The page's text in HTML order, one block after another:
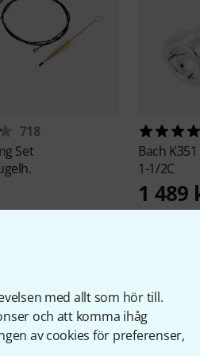
med allt som hör till.
och att komma ihåg
av cookies för preferenser,
718
Set
Bach
1-1/2C
1 489